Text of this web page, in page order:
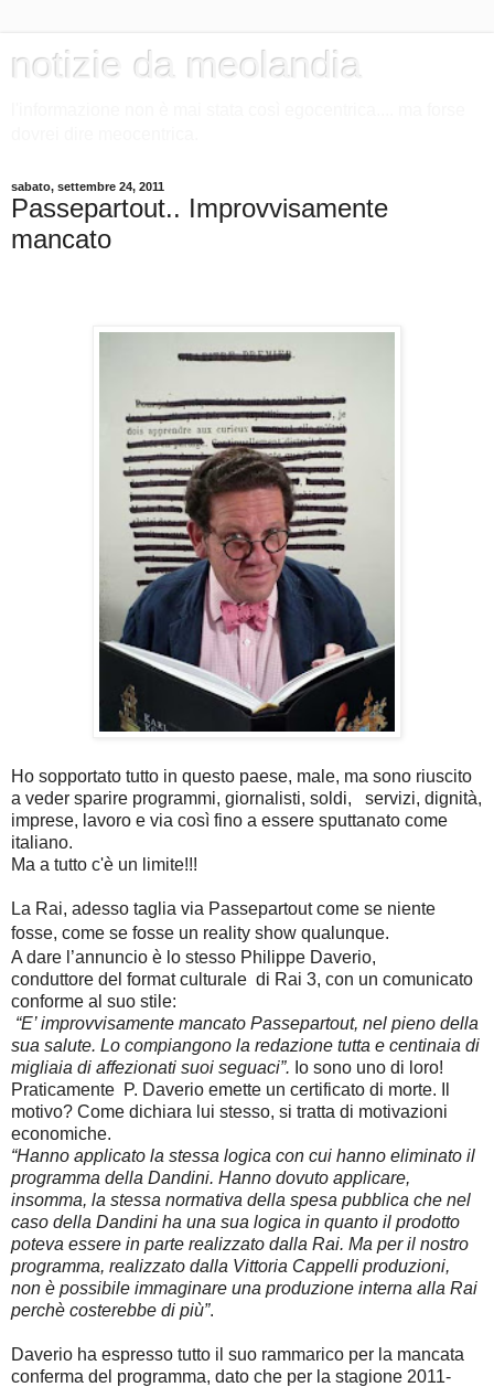
notizie da meolandia
sabato, settembre 24, 2011
Passepartout.. Improvvisamente
mancato
Ho sopportato tutto in questo paese, male, ma sono riuscito
a veder sparire programmi, giornalisti, soldi, servizi, dignità,
imprese, lavoro e via così fino a essere sputtanato come
italiano.
Ma a tutto c'è un limite!!!
La Rai, adesso taglia via Passepartout come se niente
fosse, come se fosse un reality show qualunque.
A dare l’annuncio è lo stesso Philippe Daverio,
conduttore del format culturale di Rai 3, con un comunicato
conforme al suo stile:
“E’ improvvisamente mancato Passepartout, nel pieno della
sua salute. Lo compiangono la redazione tutta e centinaia di
migliaia di affezionati suoi seguaci”. Io sono uno di loro!
Praticamente P. Daverio emette un certificato di morte. Il
motivo? Come dichiara lui stesso, si tratta di motivazioni
economiche.
“Hanno applicato la stessa logica con cui hanno eliminato il
programma della Dandini. Hanno dovuto applicare,
insomma, la stessa normativa della spesa pubblica che nel
caso della Dandini ha una sua logica in quanto il prodotto
poteva essere in parte realizzato dalla Rai. Ma per il nostro
programma, realizzato dalla Vittoria Cappelli produzioni,
non è possibile immaginare una produzione interna alla Rai
perchè costerebbe di più”.
Daverio ha espresso tutto il suo rammarico per la mancata
conferma del programma, dato che per la stagione 2011-